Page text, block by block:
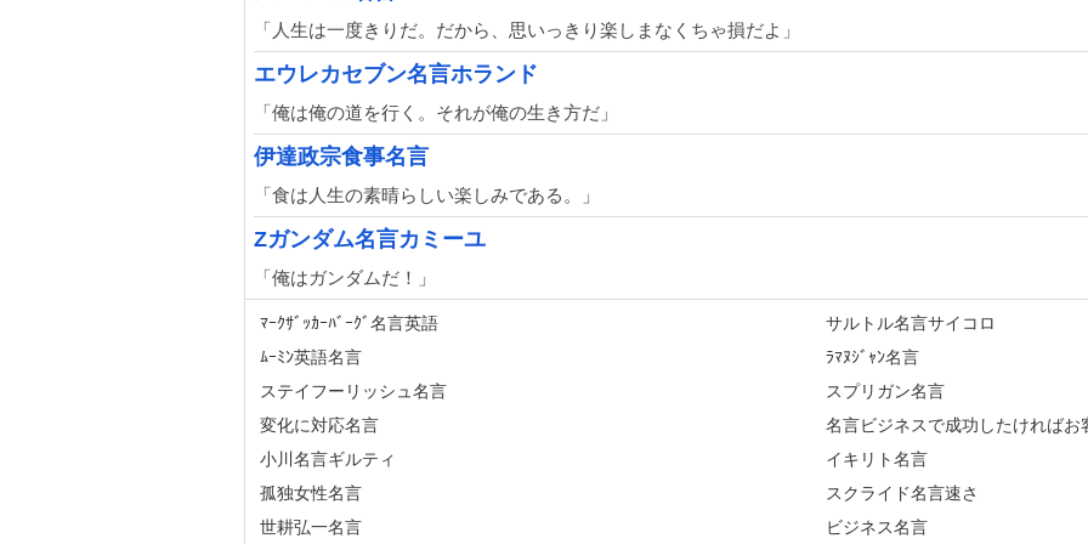
「人生は一度きりだ。だから、思いっきり楽しまなくちゃ損だよ」
エウレカセブン名言ホランド
「俺は俺の道を行く。それが俺の生き方だ」
伊達政宗食事名言
「食は人生の素晴らしい楽しみである。」
Zガンダム名言カミーユ
「俺はガンダムだ！」
ﾏｰｸｻﾞｯｶｰﾊﾞｰｸﾞ名言英語
ﾑｰﾐﾝ英語名言
ステイフーリッシュ名言
変化に対応名言
小川名言ギルティ
孤独女性名言
世耕弘一名言
サルトル名言サイコロ
ﾗﾏﾇｼﾞｬﾝ名言
スプリガン名言
名言ビジネスで成功したければお
イキリト名言
スクライド名言速さ
ビジネス名言